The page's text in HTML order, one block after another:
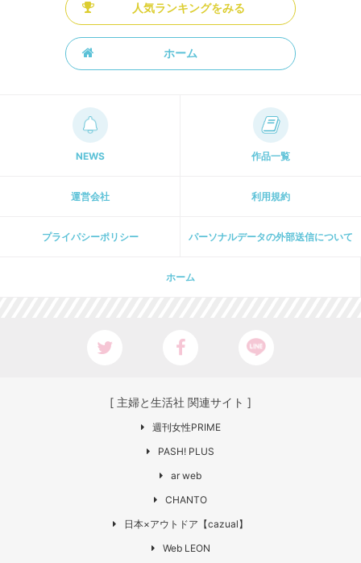
人気ランキングをみる
ホーム
NEWS 作品一覧
運営会社 利用規約
プライパシーポリシー パーソナルデータの外部送信について
ホーム
[ 主婦と生活社 関連サイト ]
週刊女性PRIME
PASH! PLUS
ar web
CHANTO
日本×アウトドア【cazual】
Web LEON